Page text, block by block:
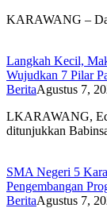
KARAWANG –
Langkah Kecil,
Wujudkan 7 Pilar
BeritaAgustus 7,
LKARAWANG,
ditunjukkan
SMA Negeri 5
Pengembangan
BeritaAgustus 7,